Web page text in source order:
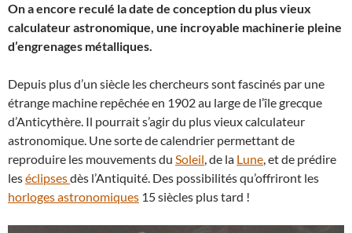
On a encore reculé la date de conception du plus vieux
calculateur astronomique, une incroyable machinerie pleine
d’engrenages métalliques.
Depuis plus d’un siècle les chercheurs sont fascinés par une
étrange machine repêchée en 1902 au large de l’île grecque
d’Anticythère. Il pourrait s’agir du plus vieux calculateur
astronomique. Une sorte de calendrier permettant de
reproduire les mouvements du Soleil, de la Lune, et de prédire
leséclipsesdès l’Antiquité. Des possibilités qu’offriront les
horloges astronomiques 15 siècles plus tard !